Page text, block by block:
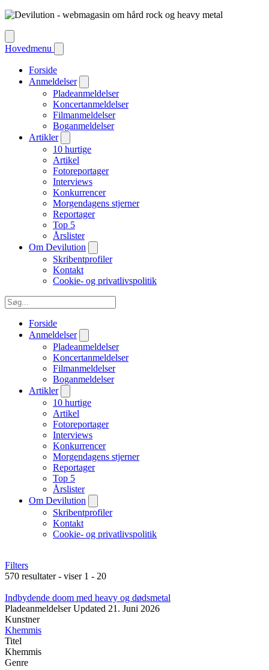
Hovedmenu
Forside
Anmeldelser
Pladeanmeldelser
Koncertanmeldelser
Filmanmeldelser
Boganmeldelser
Artikler
10 hurtige
Artikel
Fotoreportager
Interviews
Konkurrencer
Morgendagens stjerner
Reportager
Top 5
Årslister
Om Devilution
Skribentprofiler
Kontakt
Cookie- og privatlivspolitik
Forside
Anmeldelser
Pladeanmeldelser
Koncertanmeldelser
Filmanmeldelser
Boganmeldelser
Artikler
10 hurtige
Artikel
Fotoreportager
Interviews
Konkurrencer
Morgendagens stjerner
Reportager
Top 5
Årslister
Om Devilution
Skribentprofiler
Kontakt
Cookie- og privatlivspolitik
Filters
570 resultater - viser 1 - 20
Indbydende doom med heavy og dødsmetal
Pladeanmeldelser Updated 21. Juni 2026
Kunstner
Khemmis
Titel
Khemmis
Genre